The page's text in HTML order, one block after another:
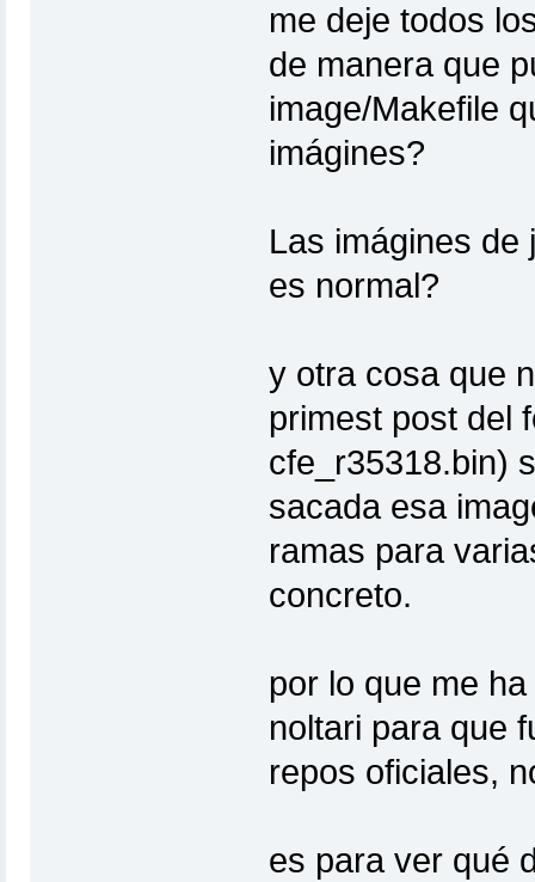
me deje todos
de manera que
image/Makefile
imágines?
Las imágines de
es normal?
y otra cosa que
primest post del
cfe_r35318.bin)
sacada esa
ramas para
concreto.
por lo que me
noltari para que
repos oficiales,
es para ver qué